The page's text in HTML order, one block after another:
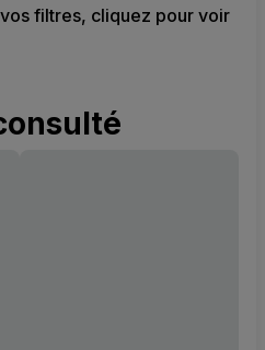
filtres, cliquez pour voir